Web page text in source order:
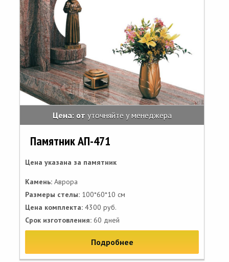
Цена: от уточняйте у менеджера
Памятник АП-471
Цена указана за памятник
Камень: Аврора
Размеры стелы: 100*60*10 см
Цена комплекта: 4300 руб.
Срок изготовления: 60 дней
Подробнее